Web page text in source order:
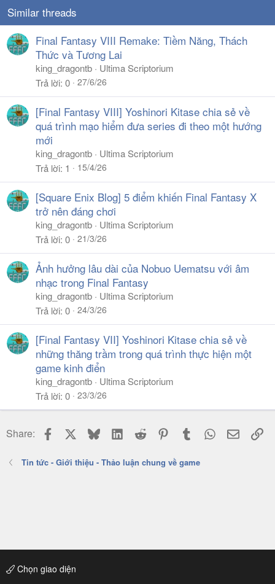
Similar threads
Final Fantasy VIII Remake: Tiềm Năng, Thách
Thức và Tương Lai
king_dragontb
Ultima Scriptorium
Trả lời 0 27/6/26
[Final Fantasy VIII] Yoshinori Kitase chia sẻ về
quá trình mạo hiểm đưa series đi theo một hướng
mới
king_dragontb
Ultima Scriptorium
Trả lời 1 15/4/26
[Square Enix Blog] 5 điểm khiến Final Fantasy X
trở nên đáng chơi
king_dragontb
Ultima Scriptorium
Trả lời 0 21/3/26
Ảnh hưởng lâu dài của Nobuo Uematsu với âm
nhạc trong Final Fantasy
king_dragontb
Ultima Scriptorium
Trả lời 0 24/3/26
[Final Fantasy VII] Yoshinori Kitase chia sẻ về
những thăng trầm trong quá trình thực hiện một
game kinh điển
king_dragontb
Ultima Scriptorium
Trả lời 0 23/3/26
Share: Facebook BlueskyLinkedIn
Reddit PinterestTumblr WhatsApp
Email
Tin tức - Giới thiệu - Thảo luận chung về game
Chọn giao diện